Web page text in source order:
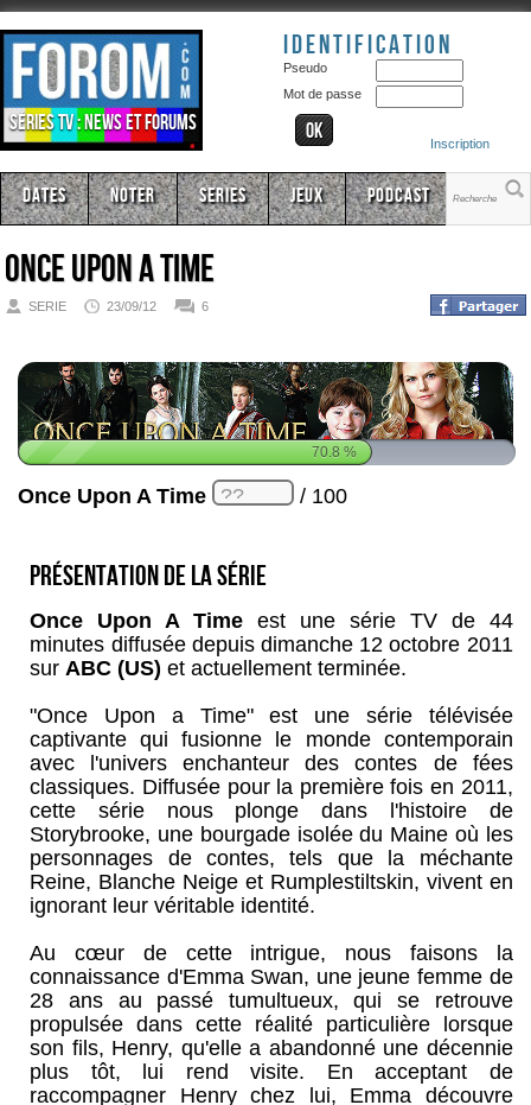
Séries TV : news et forums
Identification
Pseudo
Mot de passe
Inscription
Dates Noter Series Jeux Podcast
Once Upon A Time
SERIE 23/09/12 6
70.8%
Once Upon A Time / 100
Présentation de la série
Once Upon A Time est une série TV de 44
minutes diffusée depuis dimanche 12 octobre 2011
surABC (US) et actuellement terminée.
"Once Upon a Time" est une série télévisée
captivante qui fusionne le monde contemporain
avec l'univers enchanteur des contes de fées
classiques. Diffusée pour la première fois en 2011,
cette série nous plonge dans l'histoire de
Storybrooke, une bourgade isolée du Maine où les
personnages de contes, tels que la méchante
Reine, Blanche Neige et Rumplestiltskin, vivent en
ignorant leur véritable identité.
Au cœur de cette intrigue, nous faisons la
connaissance d'Emma Swan, une jeune femme de
28 ans au passé tumultueux, qui se retrouve
propulsée dans cette réalité particulière lorsque
son fils, Henry, qu'elle a abandonné une décennie
plus tôt, lui rend visite. En acceptant de
raccompagner Henry chez lui, Emma découvre